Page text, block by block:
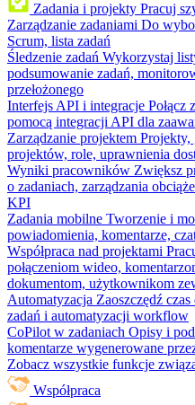
Zadania i projekty Pracuj
Zarządzanie zadaniami Do
Scrum, lista zadań
Śledzenie zadań Wykorzystaj
podsumowanie zadań,
przełożonego
Interfejs API i integracje Połącz
pomocą integracji API dla
Zarządzanie projektem Projekty,
projektów, role, uprawnienia
Wyniki pracowników Zwiększ
o zadaniach, zarządzania
KPI
Zadania mobilne Tworzenie i
powiadomienia, komentarze,
Współpraca nad projektami
połączeniom wideo,
dokumentom, użytkownikom
Automatyzacja Zaoszczędź
zadań i automatyzacji workflow
CoPilot w zadaniach Opisy i
komentarze wygenerowane
Zobacz wszystkie funkcje
Współpraca